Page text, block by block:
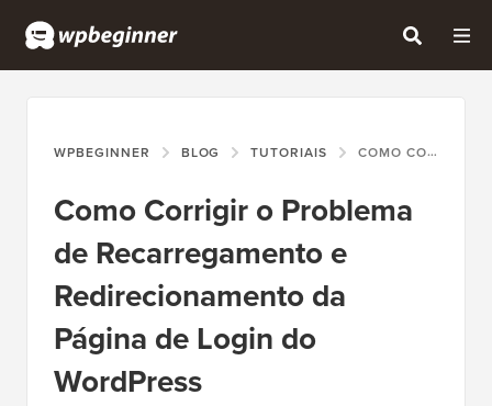
WPBEGINNER BLOG TUTORIAIS COMO CORRIGIR O PROBLEMA DE RECARREGAMENTO E REDIRECIONAMENTO DA PÁGINA DE LOGIN DO WORDPRESS
Como Corrigir o Problema
de Recarregamento e
Redirecionamento da
Página de Login do
WordPress